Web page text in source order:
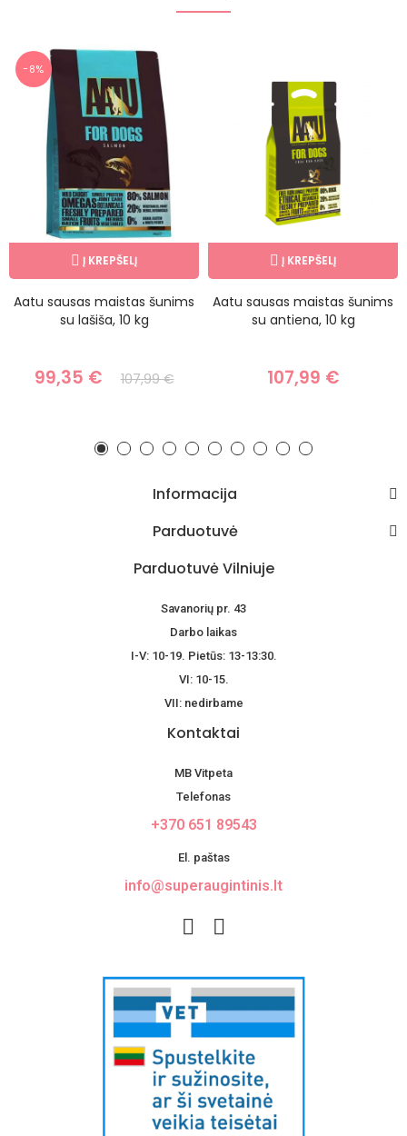
−8%
Į KREPŠELĮ
Aatu sausas maistas šunims
su lašiša, 10 kg
99,35 € 107,99 €
Į KREPŠELĮ
Aatu sausas maistas šunims
su antiena, 10 kg
107,99 €
Informacija
Parduotuvė
Parduotuvė Vilniuje
Savanorių pr. 43
Darbo laikas
I-V: 10-19. Pietūs: 13-13:30.
VI: 10-15.
VII: nedirbame
Kontaktai
MB Vitpeta
Telefonas
+370 651 89543
El. paštas
info@superaugintinis.lt